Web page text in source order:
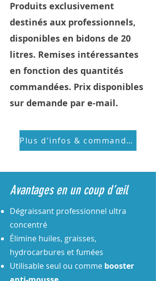
Produits exclusivement
destinés aux professionnels,
disponibles en bidons de 20
litres. Remises intéressantes
en fonction des quantités
commandées. Prix disponibles
sur demande par e-mail.
Plus d'infos & commander
Avantages en un coup d’œil
Dégraissant professionnel ultra
concentré
Élimine huiles, graisses,
hydrocarbures et fumées
Utilisable seul ou comme booster